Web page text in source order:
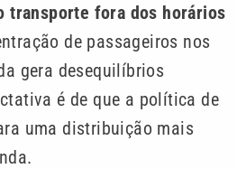
transporte fora dos horários
de passageiros nos
gera desequilíbrios
é de que a política de
uma distribuição mais